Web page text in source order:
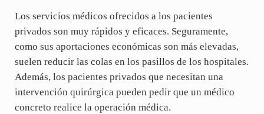
Los servicios médicos ofrecidos a los pacientes
privados son muy rápidos y eficaces. Seguramente,
como sus aportaciones económicas son más elevadas,
suelen reducir las colas en los pasillos de los hospitales.
Además, los pacientes privados que necesitan una
intervención quirúrgica pueden pedir que un médico
concreto realice la operación médica.